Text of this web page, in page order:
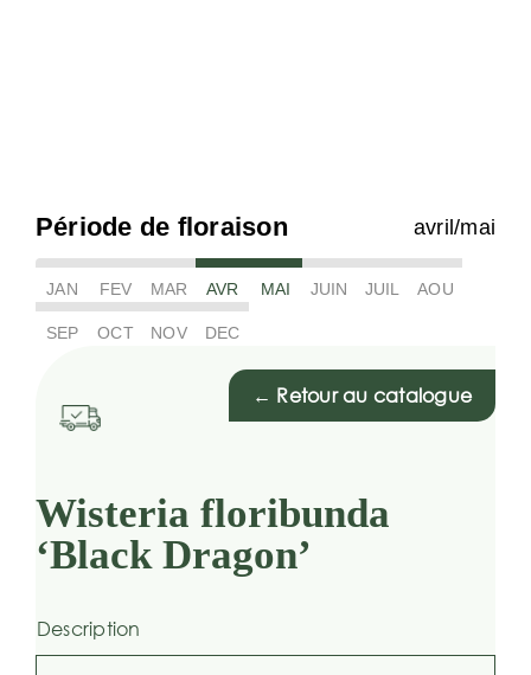
Période de floraison avril/mai
JAN FEV MAR AVR MAI JUIN JUIL AOU
SEP OCT NOV DEC
← Retour au catalogue
Wisteria floribunda
‘Black Dragon’
Description